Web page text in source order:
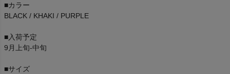
■カラー
BLACK / KHAKI / PURPLE
■入荷予定
9月上旬-中旬
■サイズ